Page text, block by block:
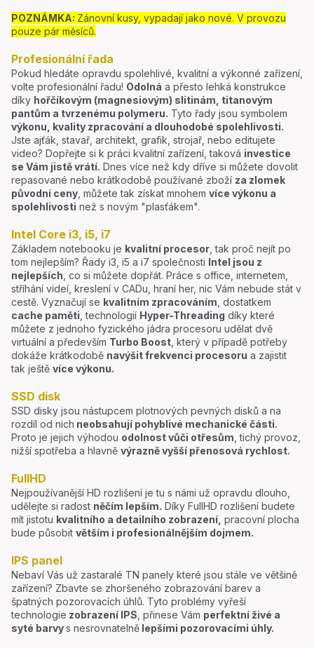
POZNÁMKA: Zánovní kusy, vypadají jako nové. V provozu
pouze pár měsíců.
Profesionální řada
Pokud hledáte opravdu spolehlivé, kvalitní a výkonné zařízení,
volte profesionální řadu! Odolná a přesto lehká konstrukce
díky hořčíkovým (magnesiovým) slitinám, titanovým
pantům a tvrzenému polymeru. Tyto řady jsou symbolem
výkonu, kvality zpracování a dlouhodobé spolehlivosti.
Jste ajťák, stavař, architekt, grafik, strojař, nebo editujete
video? Dopřejte si k práci kvalitní zařízení, taková investice
se Vám jistě vrátí. Dnes více než kdy dříve si můžete dovolit
repasované nebo krátkodobě používané zboží za zlomek
původní ceny, můžete tak získat mnohem více výkonu a
spolehlivosti než s novým "plasťákem".
Intel Core i3, i5, i7
Základem notebooku je kvalitní procesor, tak proč nejít po
tom nejlepším? Řady i3, i5 a i7 společnosti Intel jsou z
nejlepších, co si můžete dopřát. Práce s office, internetem,
stříhání videí, kreslení v CADu, hraní her, nic Vám nebude stát v
cestě. Vyznačují se kvalitním zpracováním, dostatkem
cache paměti, technologií Hyper-Threading díky které
můžete z jednoho fyzického jádra procesoru udělat dvě
virtuální a především Turbo Boost, který v případě potřeby
dokáže krátkodobě navýšit frekvenci procesoru a zajistit
tak ještě více výkonu.
SSD disk
SSD disky jsou nástupcem plotnových pevných disků a na
rozdíl od nich neobsahují pohyblivé mechanické části.
Proto je jejich výhodou odolnost vůči otřesům, tichý provoz,
nižší spotřeba a hlavně výrazně vyšší přenosová rychlost.
FullHD
Nejpoužívanější HD rozlišení je tu s námi už opravdu dlouho,
udělejte si radost něčím lepším. Díky FullHD rozlišení budete
mít jistotu kvalitního a detailního zobrazení, pracovní plocha
bude působit větším i profesionálnějším dojmem.
IPS panel
Nebaví Vás už zastaralé TN panely které jsou stále ve většině
zařízení? Zbavte se zhoršeného zobrazování barev a
špatných pozorovacích úhlů. Tyto problémy vyřeší
technologie zobrazení IPS, přinese Vám perfektní živé a
syté barvys nesrovnatelně lepšími pozorovacími úhly.